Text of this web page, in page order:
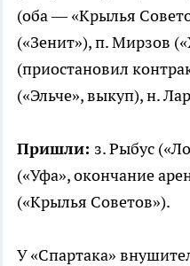
(оба — «Крылья
(«Зенит»), п. Мирзов
(приостановил
(«Эльче», выкуп), н.
Пришли: з. Рыбус
(«Уфа», окончание
(«Крылья Советов»).
У «Спартака»